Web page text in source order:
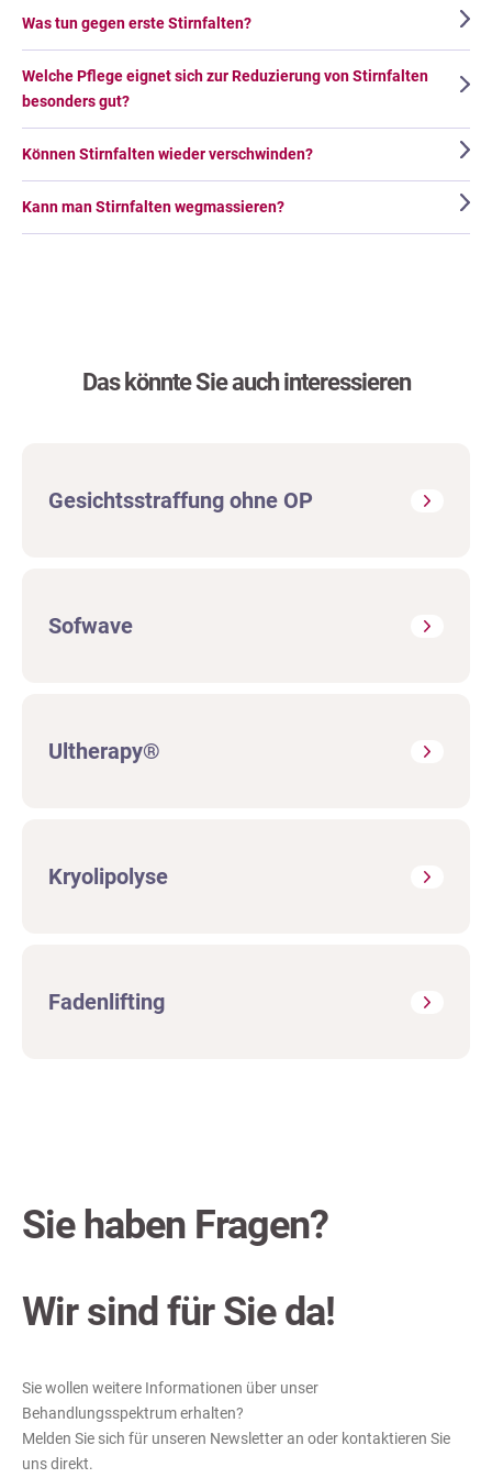
Was tun gegen erste Stirnfalten?
Welche Pflege eignet sich zur Reduzierung von Stirnfalten
besonders gut?
Können Stirnfalten wieder verschwinden?
Kann man Stirnfalten wegmassieren?
Das könnte Sie auch interessieren
Gesichtsstraffung ohne OP
Sofwave
Ultherapy®
Kryolipolyse
Fadenlifting
Sie haben Fragen?
Wir sind für Sie da!
Sie wollen weitere Informationen über unser
Behandlungsspektrum erhalten?
Melden Sie sich für unseren Newsletter an oder kontaktieren Sie
uns direkt.